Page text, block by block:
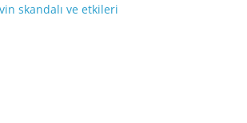
skandalı ve etkileri